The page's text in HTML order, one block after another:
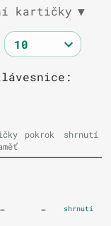
kartičky ▼
pokrok shrnutí
- - shrnutí